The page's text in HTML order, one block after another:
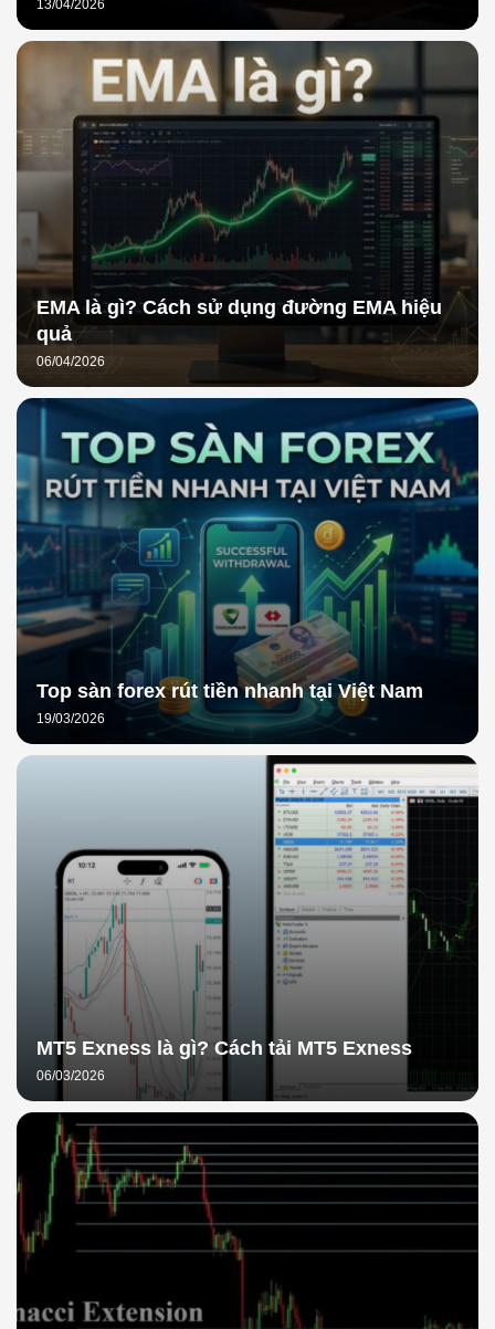
13/04/2026
EMA là gì? Cách sử dụng đường EMA hiệu
quả
06/04/2026
Top sàn forex rút tiền nhanh tại Việt Nam
19/03/2026
MT5 Exness là gì? Cách tải MT5 Exness
06/03/2026